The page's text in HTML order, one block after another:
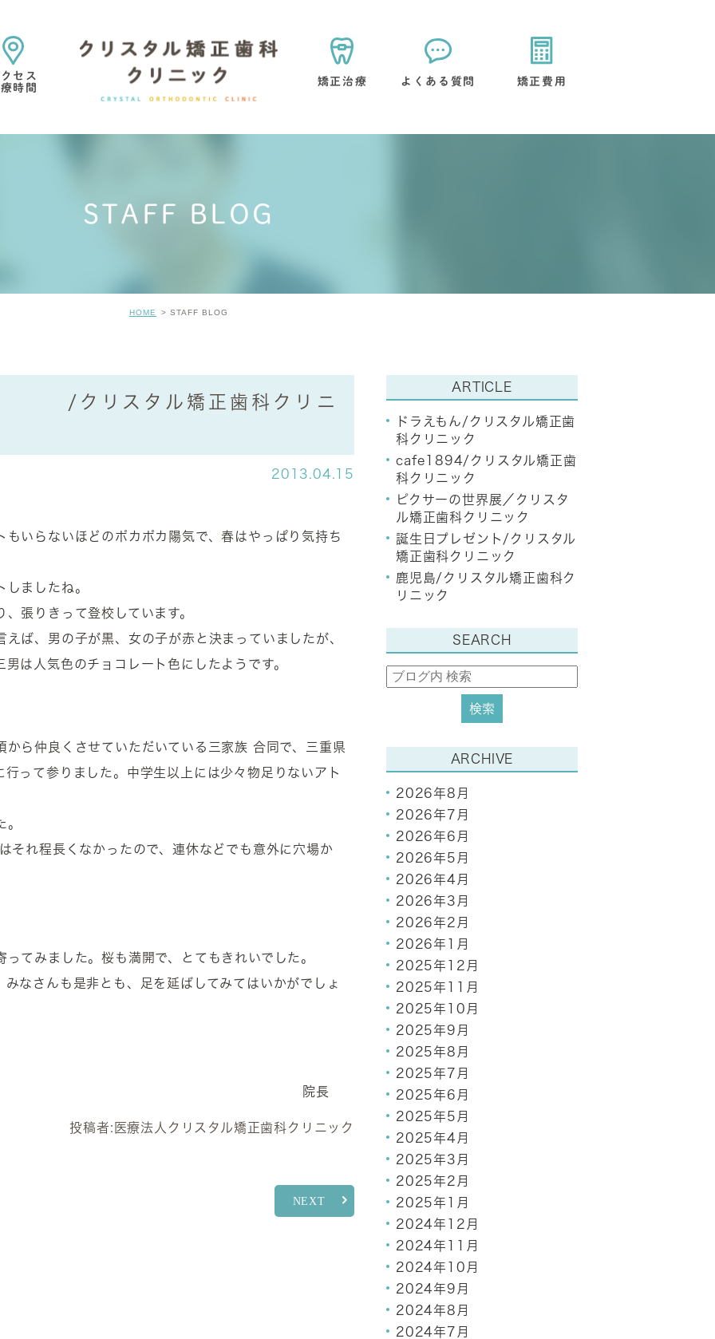
セス
時間
矯正治療
正治療の目的・考え方 矯正専門医院を選ぶ理由
ウスピース型矯正歯科
小児矯正
よくある質問 矯正費用
STAFF BLOG
HOME STAFF BLOG
/クリスタル矯正歯科クリニ
2013.04.15
いらないほどのポカポカ陽気で、春はやっぱり気持ち
ましたね。
張りきって登校しています。
ば、男の子が黒、女の子が赤と決まっていましたが、
は人気色のチョコレート色にしたようです。
ら仲良くさせていただいている三家族 合同で、三重県
って参りました。中学生以上には少々物足りないアト
それ程長くなかったので、連休などでも意外に穴場か
てみました。桜も満開で、とてもきれいでした。
なさんも是非とも、足を延ばしてみてはいかがでしょ
長
投稿者: 医療法人クリスタル矯正歯科クリニック
NEXT
ARTICLE
ドラえもん/クリスタル矯正歯
科クリニック
cafe1894/クリスタル矯正歯
科クリニック
ピクサーの世界展／クリスタ
ル矯正歯科クリニック
誕生日プレゼント/クリスタル
矯正歯科クリニック
鹿児島/クリスタル矯正歯科ク
リニック
SEARCH
ARCHIVE
2026年8月
2026年7月
2026年6月
2026年5月
2026年4月
2026年3月
2026年2月
2026年1月
2025年12月
2025年11月
2025年10月
2025年9月
2025年8月
2025年7月
2025年6月
2025年5月
2025年4月
2025年3月
2025年2月
2025年1月
2024年12月
2024年11月
2024年10月
2024年9月
2024年8月
2024年7月